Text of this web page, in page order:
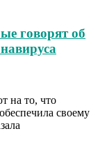
говорят об
на то, что
своему